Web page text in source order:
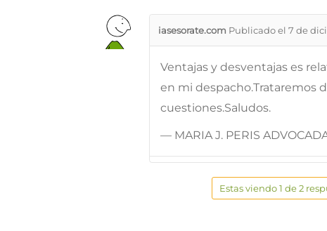
iasesorate.com Publicado el 7 de
Ventajas y desventajas es
en mi despacho.Trataremos
cuestiones.Saludos.
— MARIA J. PERIS
Estas viendo 1 de 2